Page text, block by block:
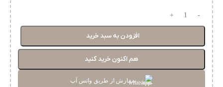
افزودن به سبد خرید
هم اکنون خرید کنید
سفارش از طریق واتس آپ